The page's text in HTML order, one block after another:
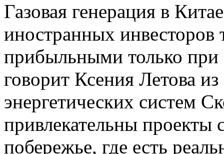
Газовая генерация в
иностранных инвесторов
прибыльными только при
говорит Ксения Летова
энергетических систем
привлекательны проекты
побережье, где есть